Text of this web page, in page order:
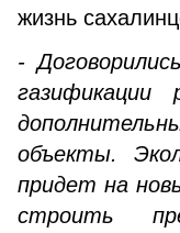
жизнь
-
газификации
объекты.
придет на
строить